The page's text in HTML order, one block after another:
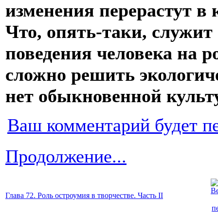
изменения перерастут
Что, опять-таки, служит
поведения человека на
сложно решить
нет обыкновенной
Ваш комментарий будет
Продолжение...
Глава 72. Роль остроумия в творчестве. Часть II